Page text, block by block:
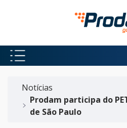
Pular para o Conteúdo principal
Notícias
Prodam participa do
de São Paulo